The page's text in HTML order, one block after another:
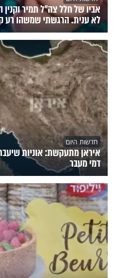
אביו של חלל צה"ל תמיר
לא ענית. הרגשתי שמשהו רע
חדשות היום
איראן מתעקשת: אוניות
דמי מעבר